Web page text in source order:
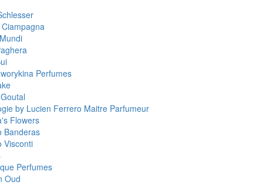
Perfumes
by Lucien Ferrero Maitre Parfumeur
Flowers
Banderas
Visconti
Perfumes
Oud